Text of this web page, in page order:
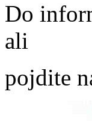
Do
ali
pojdite